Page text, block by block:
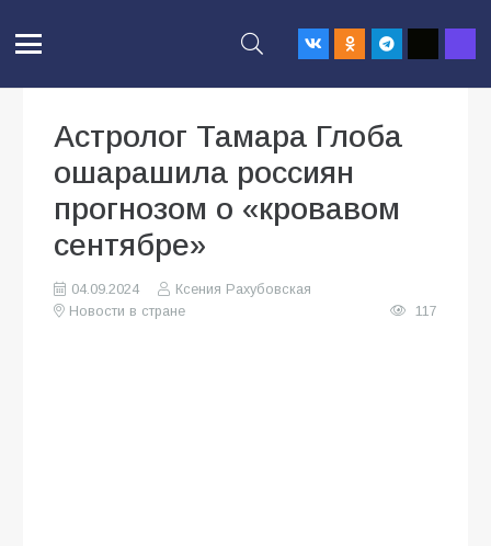
Астролог Тамара Глоба
ошарашила россиян
прогнозом о «кровавом
сентябре»
04.09.2024
Ксения Рахубовская
Новости в стране
117